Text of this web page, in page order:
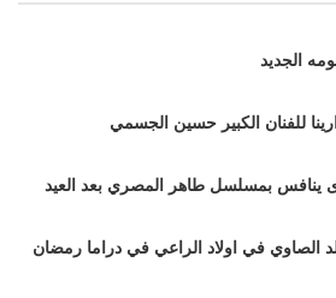
الجديد
للفنان الكبير حسين الجسمي
ينافس بمسلسل طاهر المصري بعد العيد
الصاوي في اولاد الراعي في دراما رمضان